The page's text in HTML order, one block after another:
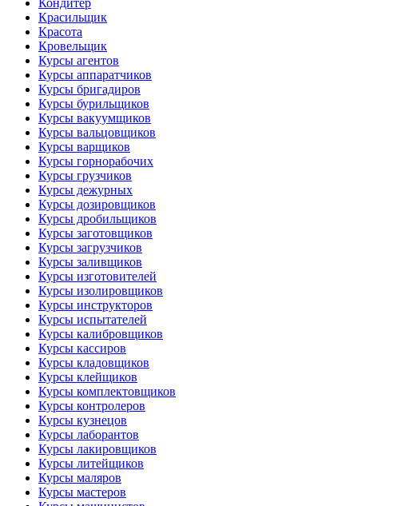
Кондитер
Красильщик
Красота
Кровельщик
Курсы агентов
Курсы аппаратчиков
Курсы бригадиров
Курсы бурильщиков
Курсы вакуумщиков
Курсы вальцовщиков
Курсы варщиков
Курсы горнорабочих
Курсы грузчиков
Курсы дежурных
Курсы дозировщиков
Курсы дробильщиков
Курсы заготовщиков
Курсы загрузчиков
Курсы заливщиков
Курсы изготовителей
Курсы изолировщиков
Курсы инструкторов
Курсы испытателей
Курсы калибровщиков
Курсы кассиров
Курсы кладовщиков
Курсы клейщиков
Курсы комплектовщиков
Курсы контролеров
Курсы кузнецов
Курсы лаборантов
Курсы лакировщиков
Курсы литейщиков
Курсы маляров
Курсы мастеров